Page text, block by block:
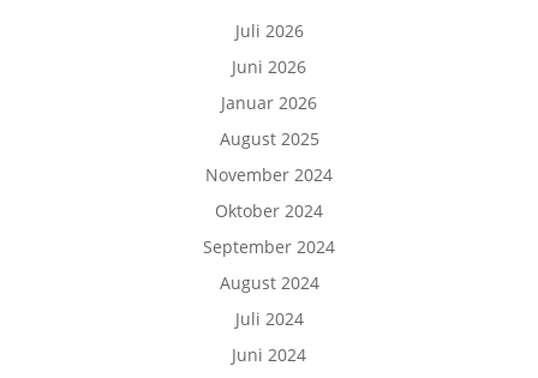
Juli 2026
Juni 2026
Januar 2026
August 2025
November 2024
Oktober 2024
September 2024
August 2024
Juli 2024
Juni 2024